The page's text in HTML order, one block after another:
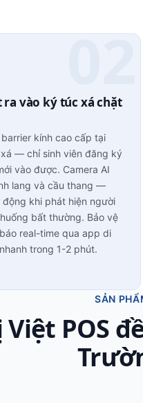
ra vào ký túc xá chặt
kính cao cấp tại
— chỉ sinh viên đăng ký
vào được. Camera AI
lang và cầu thang —
khi phát hiện người
bất thường. Bảo vệ
real-time qua app di
trong 1-2 phút.
SẢN
POS